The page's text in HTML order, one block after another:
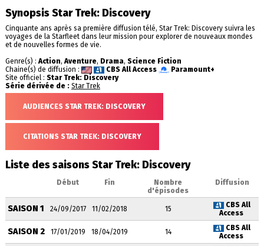
Synopsis Star Trek: Discovery
Cinquante ans après sa première diffusion télé, Star Trek: Discovery suivra les
voyages de la Starfleet dans leur mission pour explorer de nouveaux mondes
et de nouvelles formes de vie.
Genre(s) :Action,Aventure, Drama, Science Fiction
Chaine(s) de diffusion :
CBS All Access
Paramount+
Site officiel : Star Trek: Discovery
Série dérivée de : Star Trek
AUDIENCES STAR TREK: DISCOVERY
CITATIONS STAR TREK: DISCOVERY
Liste des saisons Star Trek: Discovery
Début Fin
Nombre
d'épisodes
Diffusion
SAISON 1 24/09/2017 11/02/2018 15
CBS All
Access
SAISON 2 17/01/2019 18/04/2019 14
CBS All
Access